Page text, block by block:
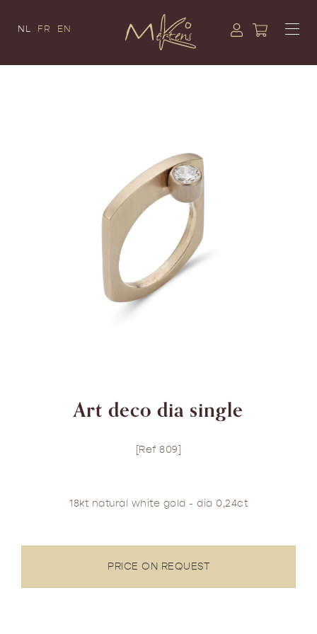
NL FR EN
Art deco dia single
[Ref 809]
18kt natural white gold - dia 0,24ct
PRICE ON REQUEST